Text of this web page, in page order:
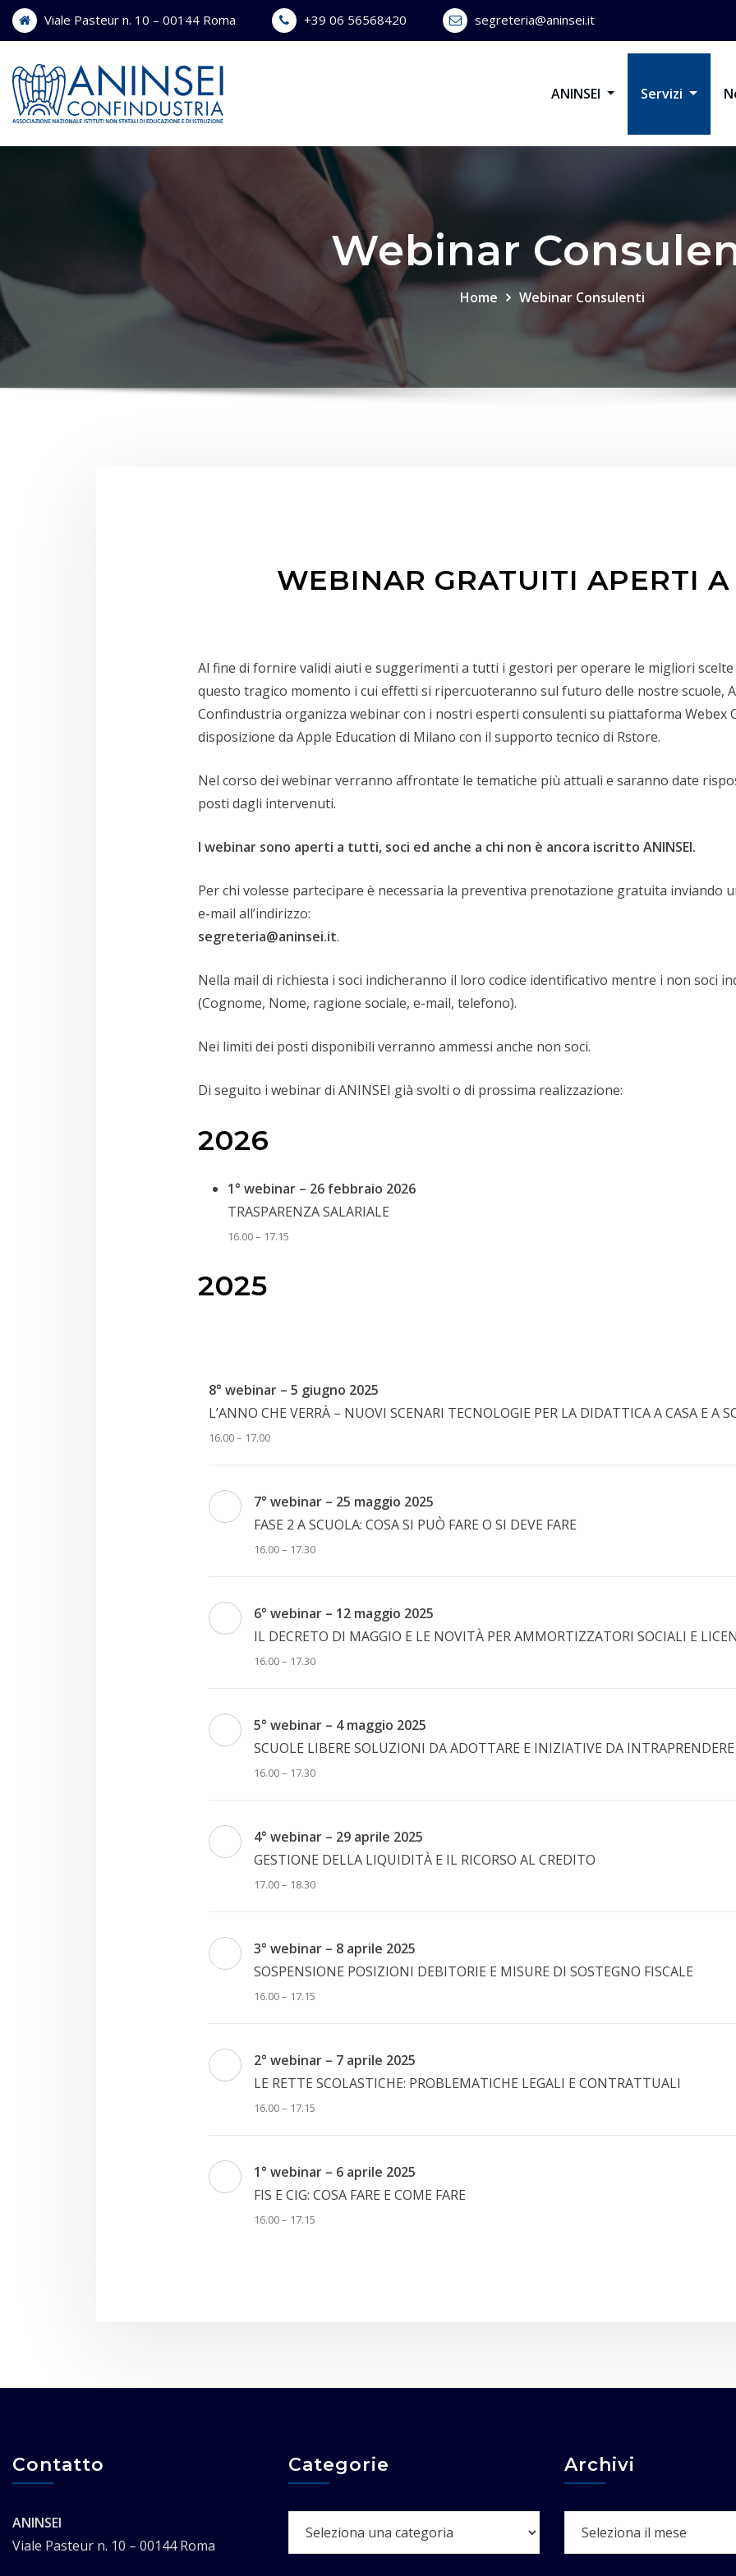
Skip
Viale Pasteur n. 10 – 00144 Roma +39 06 56568420 segreteria@aninsei.it
ANINSEI Servizi
Webinar
Home Webinar Consulenti
WEBINAR GRATUITI APERTI A
Al fine di fornire validi aiuti e suggerimenti a tutti i gestori per operare le migliori scelte
questo tragico momento i cui effetti si ripercuoteranno sul futuro delle nostre scuole,
Confindustria organizza webinar con i nostri esperti consulenti su piattaforma Webex
disposizione da Apple Education di Milano con il supporto tecnico di Rstore.
Nel corso dei webinar verranno affrontate le tematiche più attuali e saranno date
posti dagli intervenuti.
I webinar sono aperti a tutti, soci ed anche a chi non è ancora iscritto ANINSEI.
Per chi volesse partecipare è necessaria la preventiva prenotazione gratuita inviando
e-mail all’indirizzo:
segreteria@aninsei.it.
Nella mail di richiesta i soci indicheranno il loro codice identificativo mentre i non soci
(Cognome, Nome, ragione sociale, e-mail, telefono).
Nei limiti dei posti disponibili verranno ammessi anche non soci.
Di seguito i webinar di ANINSEI già svolti o di prossima realizzazione:
2026
1° webinar – 26 febbraio 2026
TRASPARENZA SALARIALE
16.00 – 17.15
2025
8° webinar – 5 giugno 2025
L’ANNO CHE VERRÀ – NUOVI SCENARI TECNOLOGIE PER LA DIDATTICA A CASA E A
16.00 – 17.00
7° webinar – 25 maggio 2025
FASE 2 A SCUOLA: COSA SI PUÒ FARE O SI DEVE FARE
16.00 – 17.30
6° webinar – 12 maggio 2025
IL DECRETO DI MAGGIO E LE NOVITÀ PER AMMORTIZZATORI SOCIALI E
16.00 – 17.30
5° webinar – 4 maggio 2025
SCUOLE LIBERE SOLUZIONI DA ADOTTARE E INIZIATIVE DA INTRAPRENDERE
16.00 – 17.30
4° webinar – 29 aprile 2025
GESTIONE DELLA LIQUIDITÀ E IL RICORSO AL CREDITO
17.00 – 18.30
3° webinar – 8 aprile 2025
SOSPENSIONE POSIZIONI DEBITORIE E MISURE DI SOSTEGNO FISCALE
16.00 – 17.15
2° webinar – 7 aprile 2025
LE RETTE SCOLASTICHE: PROBLEMATICHE LEGALI E CONTRATTUALI
16.00 – 17.15
1° webinar – 6 aprile 2025
FIS E CIG: COSA FARE E COME FARE
16.00 – 17.15
Contatto
ANINSEI
Viale Pasteur n. 10 – 00144 Roma
Categorie Archivi